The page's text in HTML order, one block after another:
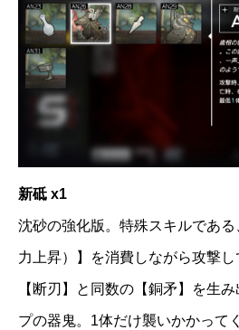
新砥 x1
沈砂の強化版。特殊スキルであ
力上昇）】を消費しながら攻撃
【断刃】と同数の【銅矛】を生
プの器鬼。1体だけ襲いかかって